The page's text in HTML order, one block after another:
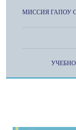
МИССИЯ ГАПОУ